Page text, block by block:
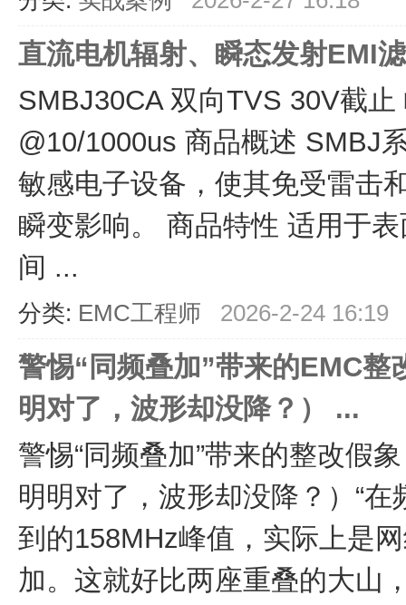
直流电机辐射、瞬态发射EMI
SMBJ30CA 双向TVS 30V截
@10/1000us 商品概述 SMBJ
敏感电子设备，使其免受雷击
瞬变影响。 商品特性 适用于
间 ...
分类: EMC工程师 2026-2-24 16:19
警惕“同频叠加”带来的EMC
明对了，波形却没降？） ...
警惕“同频叠加”带来的整改假
明明对了，波形却没降？）“
到的158MHz峰值，实际上是
加。这就好比两座重叠的大山